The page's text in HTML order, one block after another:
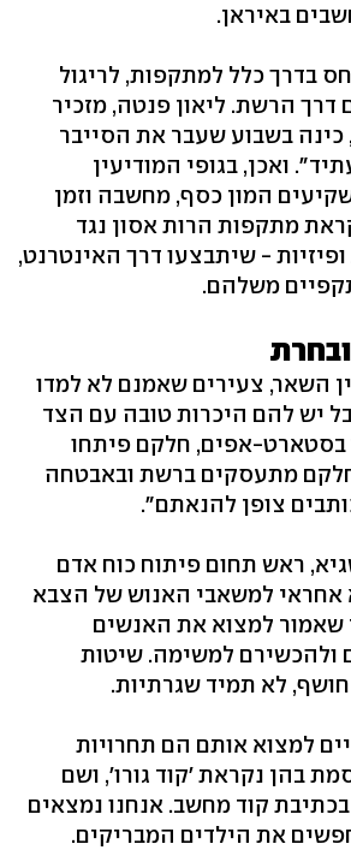
באיראן.
בדרך כלל למתקפות, לריגול
הרשת. ליאון פנטה, מזכיר
בשבוע שעבר את הסייבר
"שדה הקרב של העתיד‭."‬ ואכן, בגופי המודיעין
המון כסף, מחשבה וזמן
מתקפות הרות אסון נגד
- שיתבצעו דרך האינטרנט,
משלהם.
השאר, צעירים שאמנם לא למדו
יש להם היכרות טובה עם הצד
בסטארט-אפים, חלקם פיתחו
בגיל ‭,12-11‬ חלקם מתעסקים ברשת ובאבטחה
צופן להנאתם‭."‬
ראש תחום פיתוח כוח אדם
אחראי למשאבי האנוש של הצבא
שאמור למצוא את האנשים
ולהכשירם למשימה. שיטות
לא תמיד שגרתיות.
למצוא אותם הם תחרויות
מחשבים, שהמפורסמת בהן נקראת 'קוד גורו‭,'‬ ושם
קוד מחשב. אנחנו נמצאים
את הילדים המבריקים.